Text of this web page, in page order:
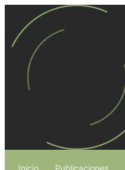
Inicio Publicaciones